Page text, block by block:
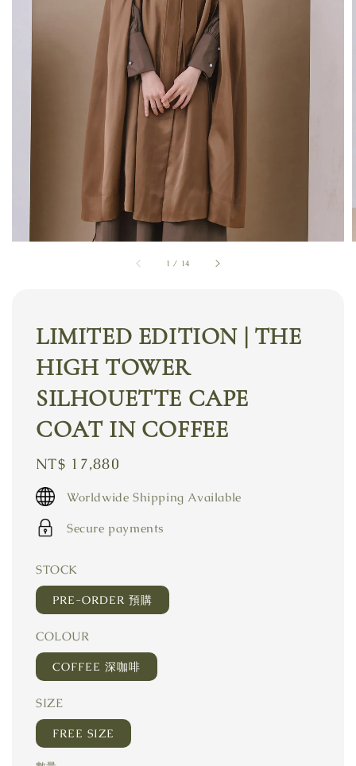
1 / 14
LIMITED EDITION | THE
HIGH TOWER
SILHOUETTE CAPE
COAT IN COFFEE
Regular
price
NT$ 17,880
Worldwide Shipping Available
Secure payments
STOCK
PRE-ORDER 預購
COLOUR
COFFEE 深咖啡
SIZE
FREE SIZE